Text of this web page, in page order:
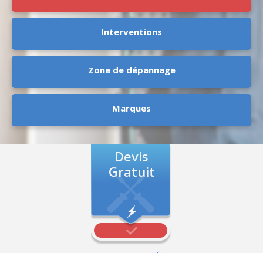
Interventions
Zone de dépannage
Marques
Devis
Gratuit